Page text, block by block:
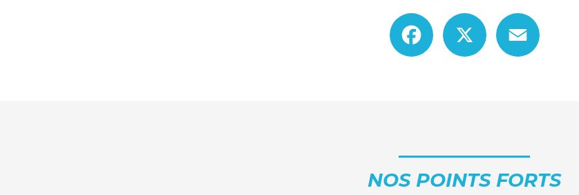
Facebook
NOS POINTS FORTS